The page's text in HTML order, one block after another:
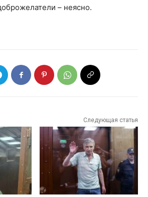
– неясно.
Следующая статья